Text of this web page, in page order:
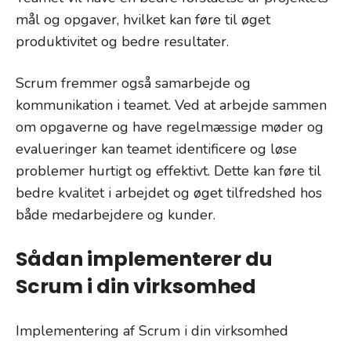
mål og opgaver, hvilket kan føre til øget
produktivitet og bedre resultater.
Scrum fremmer også samarbejde og
kommunikation i teamet. Ved at arbejde sammen
om opgaverne og have regelmæssige møder og
evalueringer kan teamet identificere og løse
problemer hurtigt og effektivt. Dette kan føre til
bedre kvalitet i arbejdet og øget tilfredshed hos
både medarbejdere og kunder.
Sådan implementerer du
Scrum i din virksomhed
Implementering af Scrum i din virksomhed